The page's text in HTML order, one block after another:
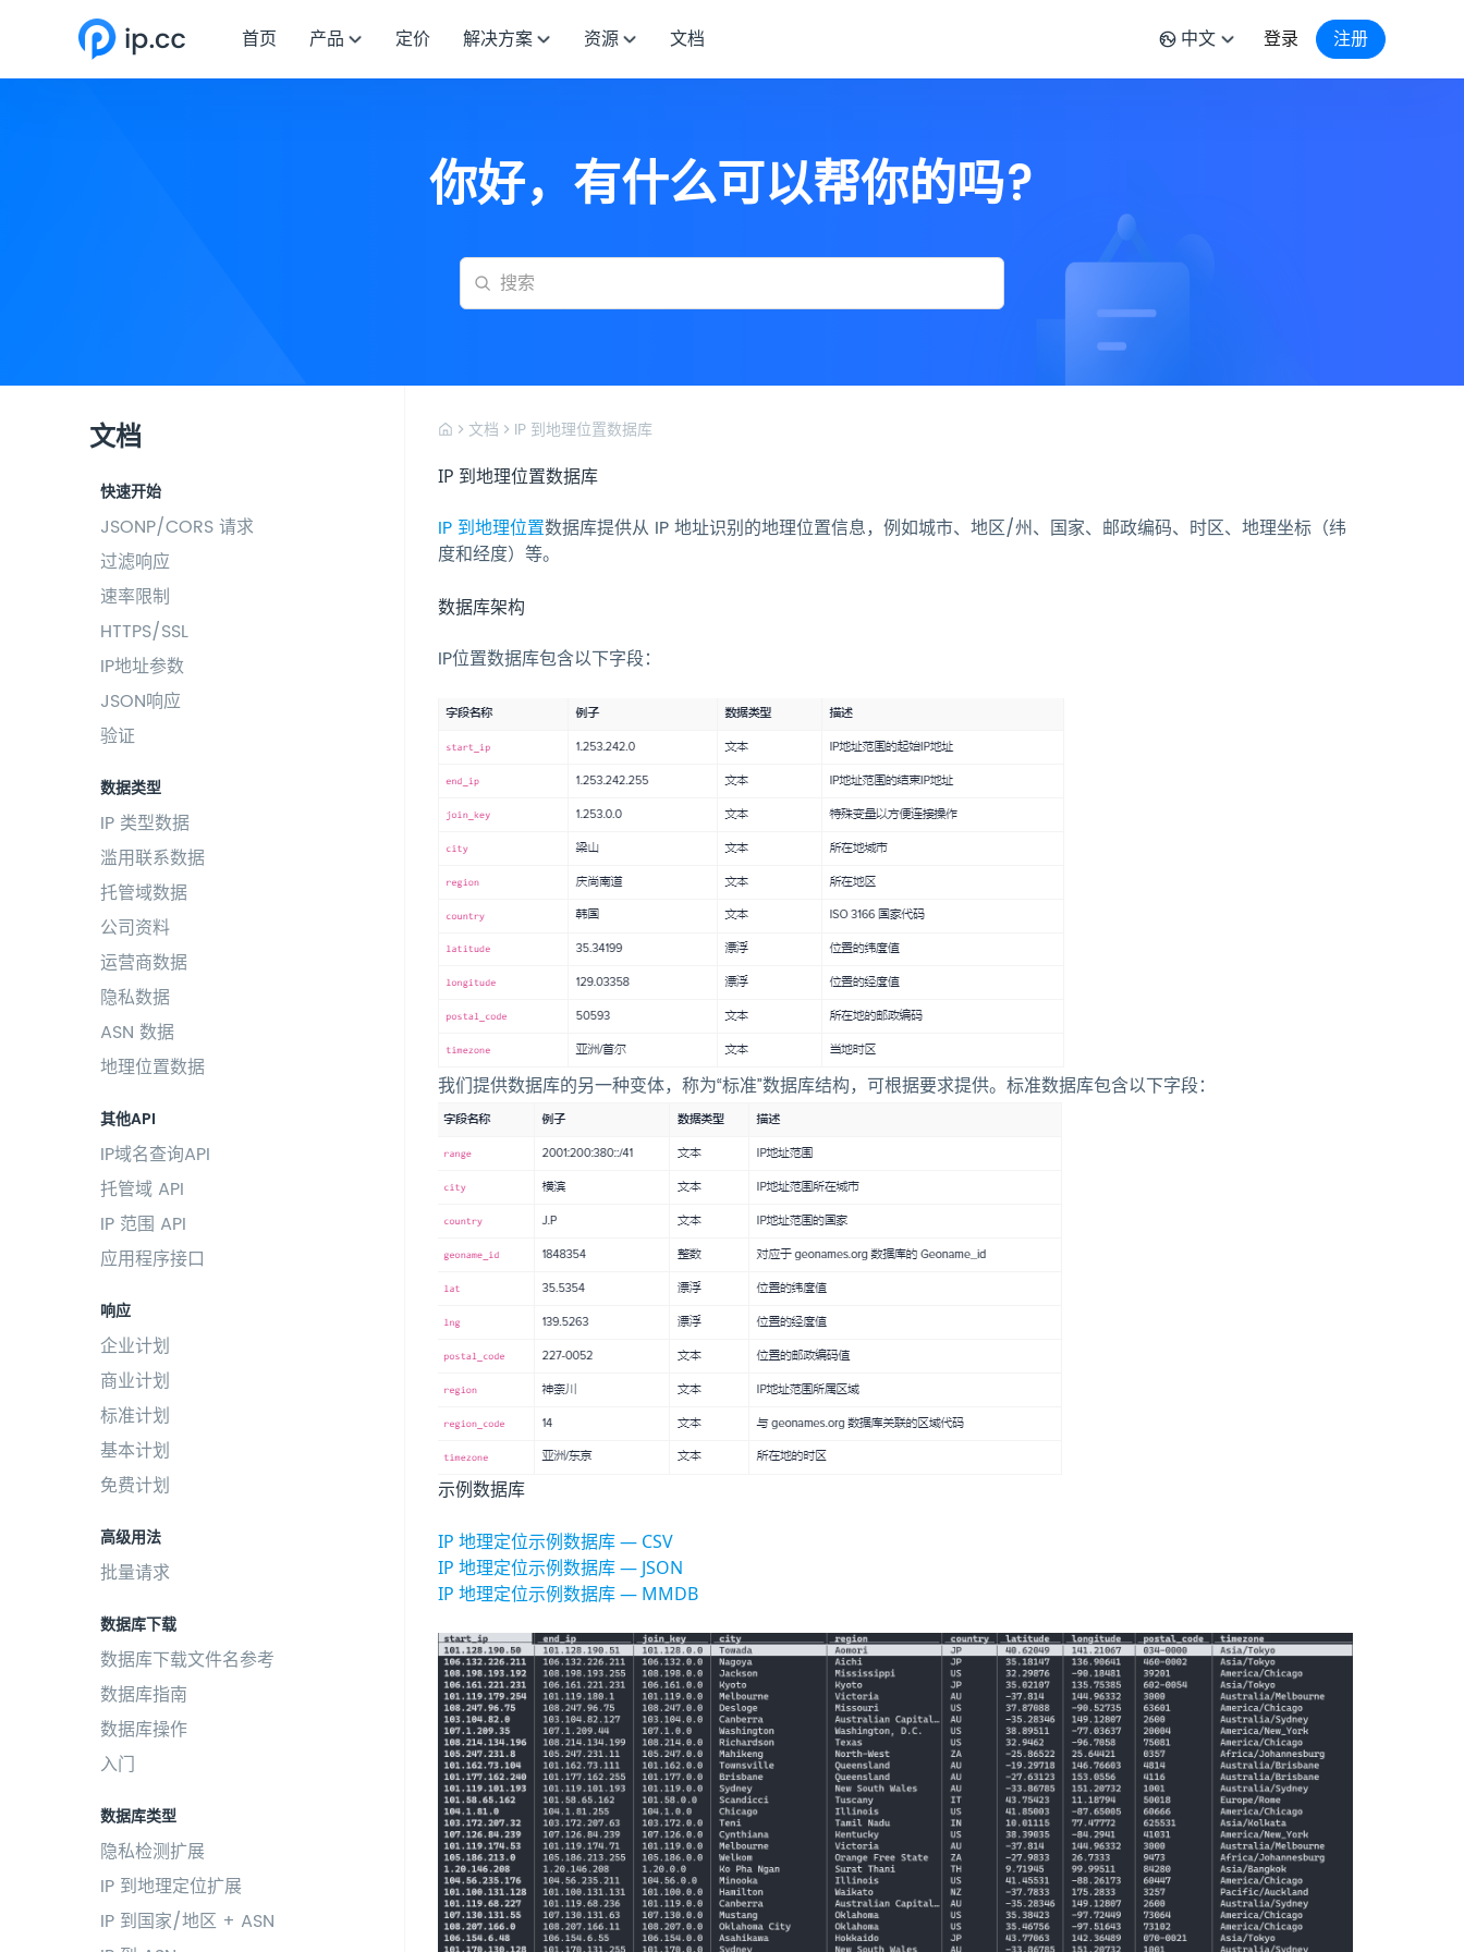
首页 产品 定价 解决方案 资源 文档 中文 登录 注册
你好，有什么可以帮你的吗?
文档
快速开始
JSONP/CORS 请求
过滤响应
速率限制
HTTPS/SSL
IP地址参数
JSON响应
验证
数据类型
IP 类型数据
滥用联系数据
托管域数据
公司资料
运营商数据
隐私数据
ASN 数据
地理位置数据
其他API
IP域名查询API
托管域 API
IP 范围 API
应用程序接口
响应
企业计划
商业计划
标准计划
基本计划
免费计划
高级用法
批量请求
数据库下载
数据库下载文件名参考
数据库指南
数据库操作
入门
数据库类型
隐私检测扩展
IP 到地理定位扩展
IP 到国家/地区 + ASN
文档 IP 到地理位置数据库
IP 到地理位置数据库
IP 到地理位置数据库提供从 IP 地址识别的地理位置信息，例如城市、地区/州、国家、邮政编码、时区、地理坐标（纬
度和经度）等。
数据库架构
IP位置数据库包含以下字段：
我们提供数据库的另一种变体，称为“标准”数据库结构，可根据要求提供。标准数据库包含以下字段：
示例数据库
IP 地理定位示例数据库 — CSV
IP 地理定位示例数据库 — JSON
IP 地理定位示例数据库 — MMDB